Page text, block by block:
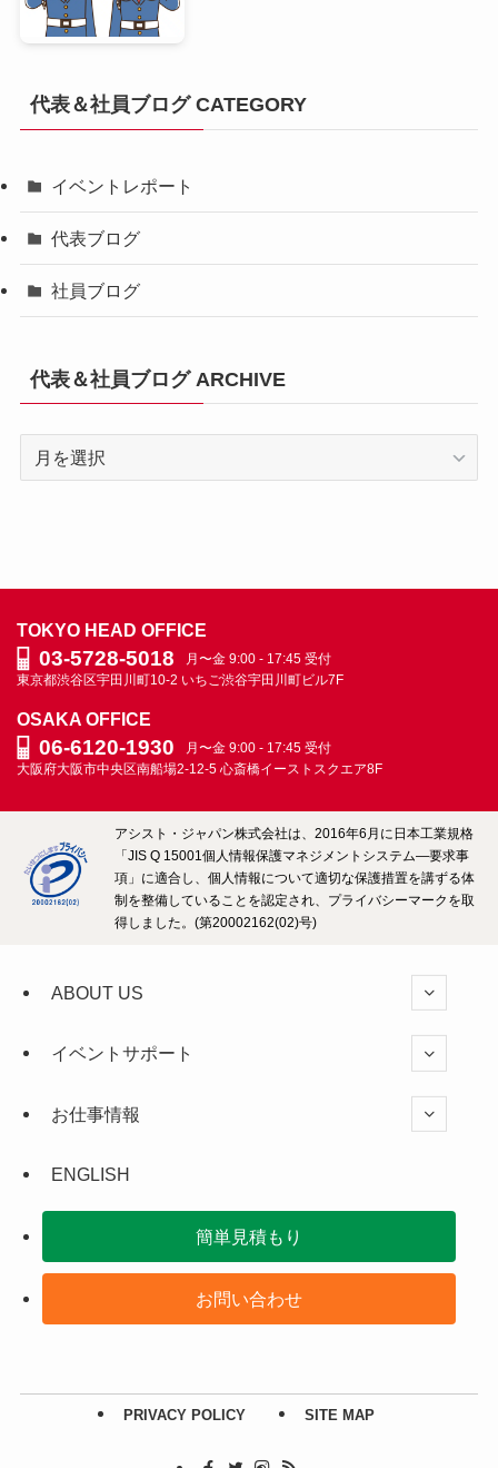
代表＆社員ブログ CATEGORY
イベントレポート
代表ブログ
社員ブログ
代表＆社員ブログ ARCHIVE
ブ
グ
ARCHIVE
TOKYO HEAD OFFICE
03-5728-5018
月〜金 9:00 - 17:45 受付
東京都渋谷区宇田川町10-2 いちご渋谷宇田川町ビル7F
OSAKA OFFICE
06-6120-1930
月〜金 9:00 - 17:45 受付
大阪府大阪市中央区南船場2-12-5 心斎橋イーストスクエア8F
アシスト・ジャパン株式会社は、2016年6月に日本工業規格
「JIS Q 15001個人情報保護マネジメントシステム―要求事
項」に適合し、個人情報について適切な保護措置を講ずる体
制を整備していることを認定され、プライバシーマークを取
得しました。(第20002162(02)号)
ABOUT US
イベントサポート
お仕事情報
ENGLISH
簡単見積もり
お問い合わせ
PRIVACY POLICY SITE MAP